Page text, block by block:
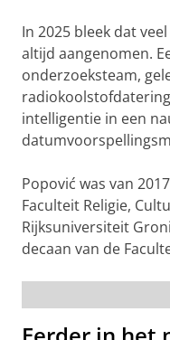
In 2025 bleek dat
altijd aangenomen.
onderzoeksteam,
intelligentie in een
Popović was van
Faculteit Religie,
Rijksuniversiteit
decaan van de